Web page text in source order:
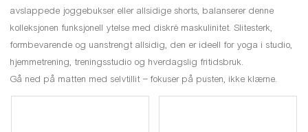
avslappede joggebukser eller allsidige shorts, balanserer denne
kolleksjonen funksjonell ytelse med diskré maskulinitet. Slitesterk,
formbevarende og uanstrengt allsidig, den er ideell for yoga i studio,
hjemmetrening, treningsstudio og hverdagslig fritidsbruk.
Gå ned på matten med selvtillit – fokuser på pusten, ikke klærne.